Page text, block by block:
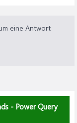
eine Antwort
- Power Query